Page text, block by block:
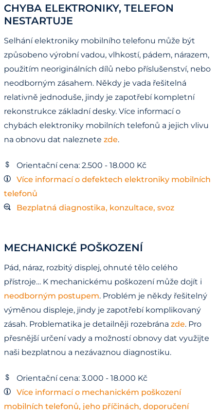
CHYBA ELEKTRONIKY, TELEFON
NESTARTUJE
Selhání elektroniky mobilního telefonu může být
způsobeno výrobní vadou, vlhkostí, pádem, nárazem,
použitím neoriginálních dílů nebo příslušenství, nebo
neodborným zásahem. Někdy je vada řešitelná
relativně jednoduše, jindy je zapotřebí kompletní
rekonstrukce základní desky. Více informací o
chybách elektroniky mobilních telefonů a jejich vlivu
na obnovu dat naleznete zde.
Orientační cena: 2.500 - 18.000 Kč
Více informací o defektech elektroniky mobilních
telefonů
Bezplatná diagnostika, konzultace, svoz
MECHANICKÉ POŠKOZENÍ
Pád, náraz, rozbitý displej, ohnuté tělo celého
přístroje… K mechanickému poškození může dojít i
neodborným postupem. Problém je někdy řešitelný
výměnou displeje, jindy je zapotřebí komplikovaný
zásah. Problematika je detailněji rozebrána zde. Pro
přesnější určení vady a možností obnovy dat využijte
naši bezplatnou a nezávaznou diagnostiku.
Orientační cena: 3.000 - 18.000 Kč
Více informací o mechanickém poškození
mobilních telefonů, jeho příčinách, doporučení